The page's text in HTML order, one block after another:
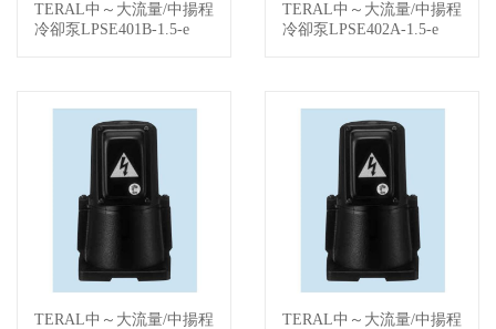
查看詳情
TERAL中～大流量/中揚程
冷卻泵LPSE401B-1.5-e
查看詳情
TERAL中～大流量/中揚程
冷卻泵LPSE402A-1.5-e
查看詳情
TERAL中～大流量/中揚程
查看詳情
TERAL中～大流量/中揚程